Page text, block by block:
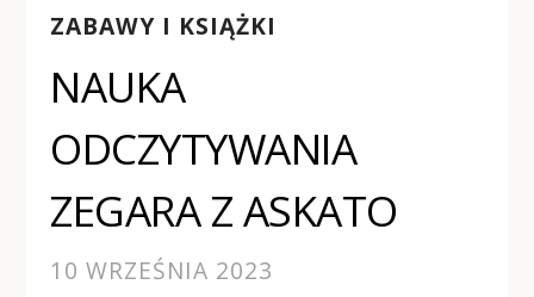
ZABAWY I KSIĄŻKI
NAUKA
ODCZYTYWANIA
ZEGARA Z ASKATO
10 WRZEŚNIA 2023